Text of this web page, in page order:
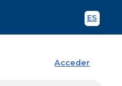
ES
Acceder